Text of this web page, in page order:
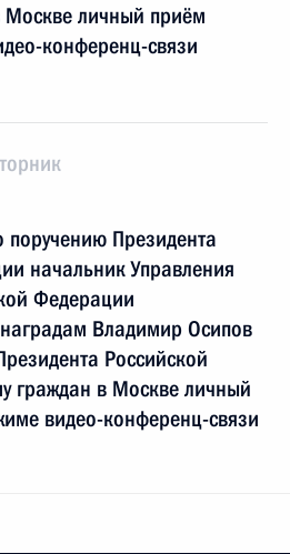
Москве личный приём
конференц-связи
Президента
начальник Управления
Федерации
Владимир Осипов
Российской
граждан в Москве личный
видео-конференц-связи